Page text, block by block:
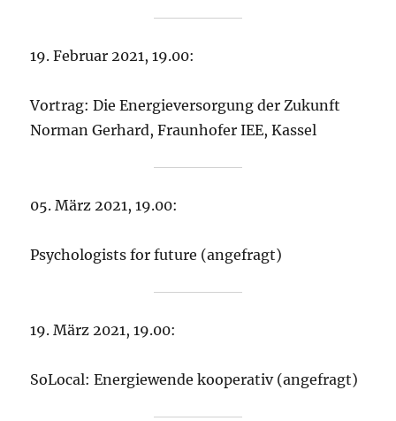
19. Februar 2021, 19.00:
Vortrag: Die Energieversorgung der Zukunft
Norman Gerhard, Fraunhofer IEE, Kassel
05. März 2021, 19.00:
Psychologists for future (angefragt)
19. März 2021, 19.00:
SoLocal: Energiewende kooperativ (angefragt)